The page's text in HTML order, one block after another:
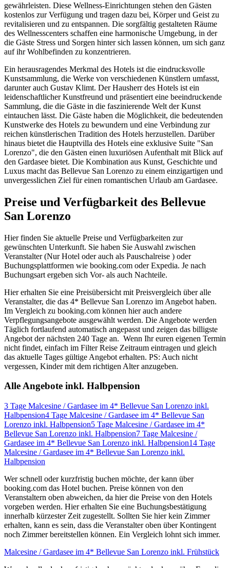
gewährleisten. Diese Wellness-Einrichtungen stehen den Gästen
kostenlos zur Verfügung und tragen dazu bei, Körper und Geist zu
revitalisieren und zu entspannen. Die sorgfältig gestalteten Räume
des Wellnesscenters schaffen eine harmonische Umgebung, in der
die Gäste Stress und Sorgen hinter sich lassen können, um sich ganz
auf ihr Wohlbefinden zu konzentrieren.
Ein herausragendes Merkmal des Hotels ist die eindrucksvolle
Kunstsammlung, die Werke von verschiedenen Künstlern umfasst,
darunter auch Gustav Klimt. Der Hausherr des Hotels ist ein
leidenschaftlicher Kunstfreund und präsentiert eine beeindruckende
Sammlung, die die Gäste in die faszinierende Welt der Kunst
eintauchen lässt. Die Gäste haben die Möglichkeit, die bedeutenden
Kunstwerke des Hotels zu bewundern und eine Verbindung zur
reichen künstlerischen Tradition des Hotels herzustellen. Darüber
hinaus bietet die Hauptvilla des Hotels eine exklusive Suite "San
Lorenzo", die den Gästen einen luxuriösen Aufenthalt mit Blick auf
den Gardasee bietet. Die Kombination aus Kunst, Geschichte und
Luxus macht das Bellevue San Lorenzo zu einem einzigartigen und
unvergesslichen Ziel für einen romantischen Urlaub am Gardasee.
Preise und Verfügbarkeit des Bellevue
San Lorenzo
Hier finden Sie aktuelle Preise und Verfügbarkeiten zur
gewünschten Unterkunft. Sie haben Sie Auswahl zwischen
Veranstalter (Nur Hotel oder auch als Pauschalreise ) oder
Buchungsplattformen wie booking.com oder Expedia. Je nach
Buchungsart ergeben sich Vor- als auch Nachteile.
Hier erhalten Sie eine Preisübersicht mit Preisvergleich über alle
Veranstalter, die das 4* Bellevue San Lorenzo im Angebot haben.
Im Vergleich zu booking.com können hier auch andere
Verpflegungsangebote ausgewählt werden. Die Angebote werden
Täglich fortlaufend automatisch angepasst und zeigen das billigste
Angebot der nächsten 240 Tage an. Wenn Ihr euren eigenen Termin
nicht findet, einfach im Filter Reise Zeitraum eintragen und gleich
das aktuelle Tages gültige Angebot erhalten. PS: Auch nicht
vergessen, Kinder mit dem richtigen Alter anzugeben.
Alle Angebote inkl. Halbpension
3 Tage Malcesine / Gardasee im 4* Bellevue San Lorenzo inkl.
Halbpension4 Tage Malcesine / Gardasee im 4* Bellevue San
Lorenzo inkl. Halbpension5 Tage Malcesine / Gardasee im 4*
Bellevue San Lorenzo inkl. Halbpension7 Tage Malcesine /
Gardasee im 4* Bellevue San Lorenzo inkl. Halbpension14 Tage
Malcesine / Gardasee im 4* Bellevue San Lorenzo inkl.
Halbpension
Wer schnell oder kurzfristig buchen möchte, der kann über
booking.com das Hotel buchen. Preise können von den
Veranstaltern oben abweichen, da hier die Preise von den Hotels
vorgeben werden. Hier erhalten Sie eine Buchungsbestätigung
innerhalb kürzester Zeit zugestellt. Sollten Sie hier kein Zimmer
erhalten, kann es sein, dass die Veranstalter oben über Kontingent
noch Zimmer bereitstellen können. Ein Vergleich lohnt sich immer.
Malcesine / Gardasee im 4* Bellevue San Lorenzo inkl. Frühstück